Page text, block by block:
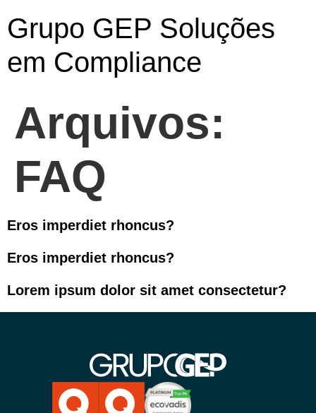
Grupo GEP Soluções
em Compliance
Arquivos:
FAQ
Eros imperdiet rhoncus?
Eros imperdiet rhoncus?
Lorem ipsum dolor sit amet consectetur?